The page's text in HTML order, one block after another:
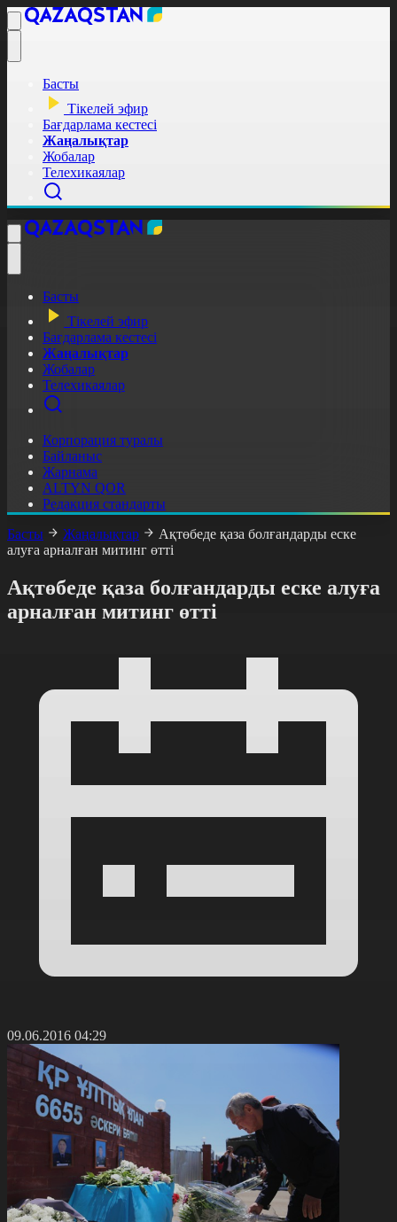
Басты
Тікелей эфир
Бағдарлама кестесі
Жаңалықтар
Жобалар
Телехикаялар
Басты
Тікелей эфир
Бағдарлама кестесі
Жаңалықтар
Жобалар
Телехикаялар
Корпорация туралы
Байланыс
Жарнама
ALTYN QOR
Редакция стандарты
Басты
Жаңалықтар
Ақтөбеде қаза болғандарды еске
алуға арналған митинг өтті
Ақтөбеде қаза болғандарды еске алуға
арналған митинг өтті
09.06.2016 04:29